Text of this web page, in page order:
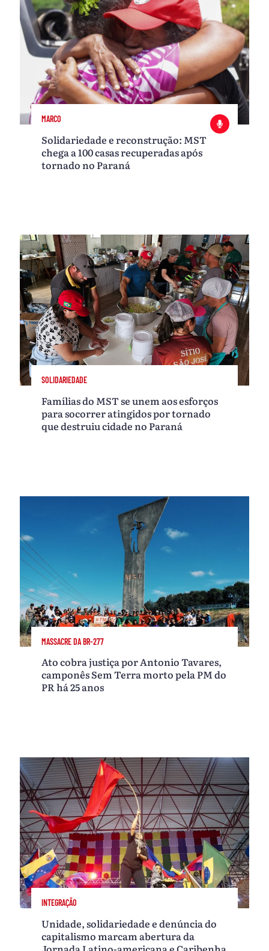
MARCO
Solidariedade e reconstrução: MST
chega a 100 casas recuperadas após
tornado no Paraná
SOLIDARIEDADE
Famílias do MST se unem aos esforços
para socorrer atingidos por tornado
que destruiu cidade no Paraná
MASSACRE DA BR-277
Ato cobra justiça por Antonio Tavares,
camponês Sem Terra morto pela PM do
PR há 25 anos
INTEGRAÇÃO
Unidade, solidariedade e denúncia do
capitalismo marcam abertura da